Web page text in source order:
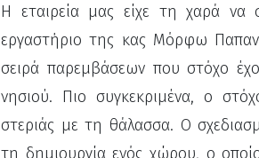
Η εταιρεία μας είχε τη χαρά να
εργαστήριο της κας Μόρφω
σειρά παρεμβάσεων που στόχο
νησιού. Πιο συγκεκριμένα, ο
στεριάς με τη θάλασσα. Ο
τη δημιουργία ενός χώρου, ο